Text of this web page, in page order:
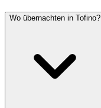
Wo übernachten in Tofino?